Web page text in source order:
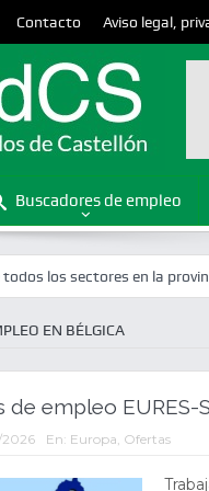
Contacto Aviso legal,
Buscadores de empleo
en la provincia de
EN BÉLGICA
de empleo EURES-
En: Europa, Ofertas